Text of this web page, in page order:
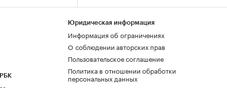
Юридическая информация
Информация об ограничениях
О соблюдении авторских прав
Пользовательское соглашение
Политика в отношении обработки
персональных данных